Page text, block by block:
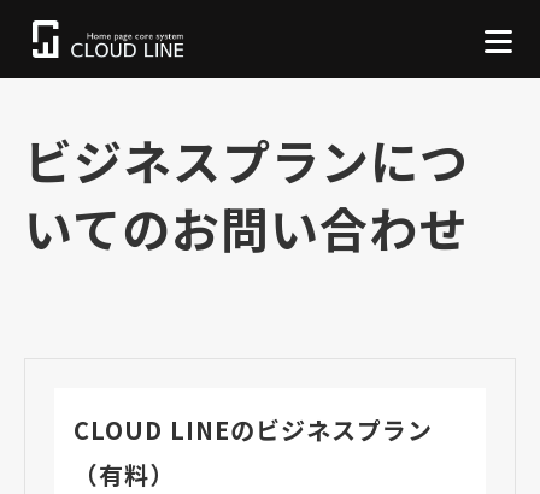
ビジネスプランにつ
いてのお問い合わせ
CLOUD LINEのビジネスプラン
（有料）